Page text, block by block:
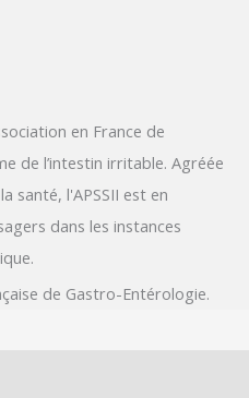
en France de
de l’intestin irritable. Agréée
santé, l'APSSII est en
dans les instances
de Gastro-Entérologie.